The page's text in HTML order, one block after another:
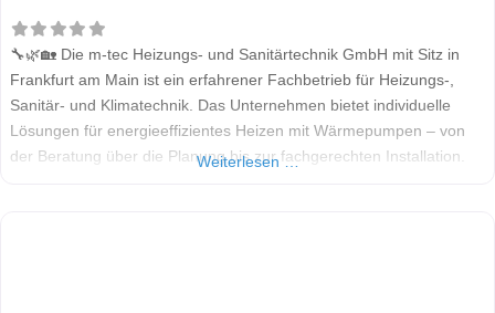
🔧🌿🏡 Die m-tec Heizungs- und Sanitärtechnik GmbH mit Sitz in
Frankfurt am Main ist ein erfahrener Fachbetrieb für Heizungs-,
Sanitär- und Klimatechnik. Das Unternehmen bietet individuelle
Lösungen für energieeffizientes Heizen mit Wärmepumpen – von
der Beratung über die Planung bis zur fachgerechten Installation.
Weiterlesen …